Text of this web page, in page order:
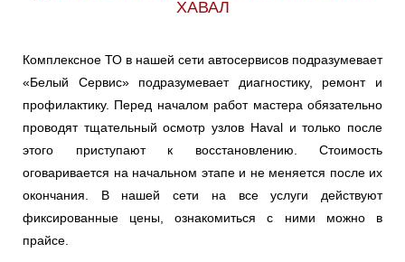
Череповец
Ярославль
ХАВАЛ
Комплексное ТО в нашей сети автосервисов подразумевает
«Белый Сервис» подразумевает диагностику, ремонт и
профилактику. Перед началом работ мастера обязательно
проводят тщательный осмотр узлов Haval и только после
этого приступают к восстановлению. Стоимость
оговаривается на начальном этапе и не меняется после их
окончания. В нашей сети на все услуги действуют
фиксированные цены, ознакомиться с ними можно в
прайсе.